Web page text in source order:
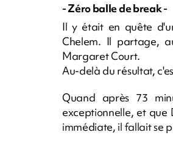
- Zéro balle de break -
Il y était en quête
Chelem. Il partage,
Margaret Court.
Au-delà du résultat,
Quand après 73
exceptionnelle, et que
immédiate, il fallait se